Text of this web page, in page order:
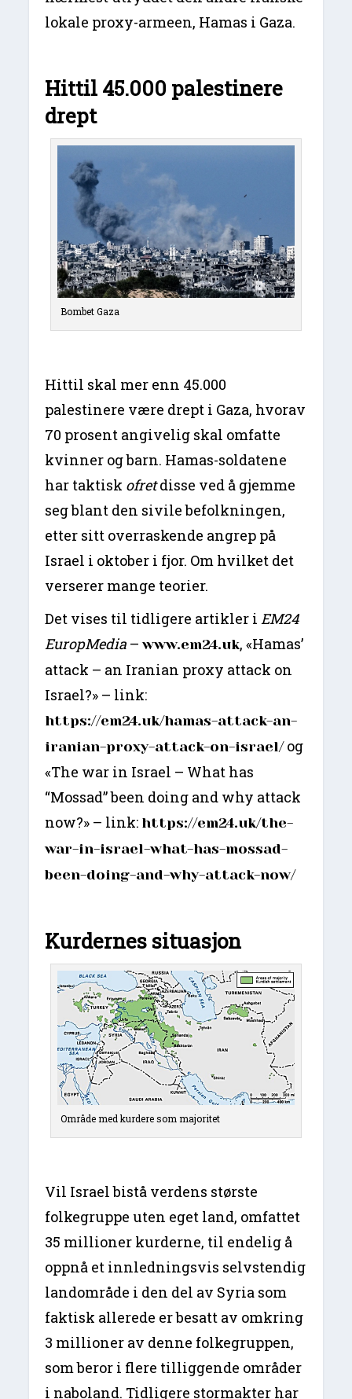
lokale proxy-armeen, Hamas i Gaza.
Hittil 45.000 palestinere
drept
Bombet Gaza
Hittil skal mer enn 45.000
palestinere være drept i Gaza, hvorav
70 prosent angivelig skal omfatte
kvinner og barn. Hamas-soldatene
har taktisk ofretdisse ved å gjemme
seg blant den sivile befolkningen,
etter sitt overraskende angrep på
Israel i oktober i fjor. Om hvilket det
verserer mange teorier.
Det vises til tidligere artikler iEM24
EuropMedia –www.em24.uk, «Hamas’
attack – an Iranian proxy attack on
Israel?» – link:
https://em24.uk/hamas-attack-an-
iranian-proxy-attack-on-israel/og
«The war in Israel – What has
“Mossad” been doing and why attack
now?» – link: https://em24.uk/the-
war-in-israel-what-has-mossad-
been-doing-and-why-attack-now/
Kurdernes situasjon
Område med kurdere som majoritet
Vil Israel bistå verdens største
folkegruppe uten eget land, omfattet
35 millioner kurderne, til endelig å
oppnå et innledningsvis selvstendig
landområde i den del av Syria som
faktisk allerede er besatt av omkring
3 millioner av denne folkegruppen,
som beror i flere tilliggende områder
i naboland. Tidligere stormakter har